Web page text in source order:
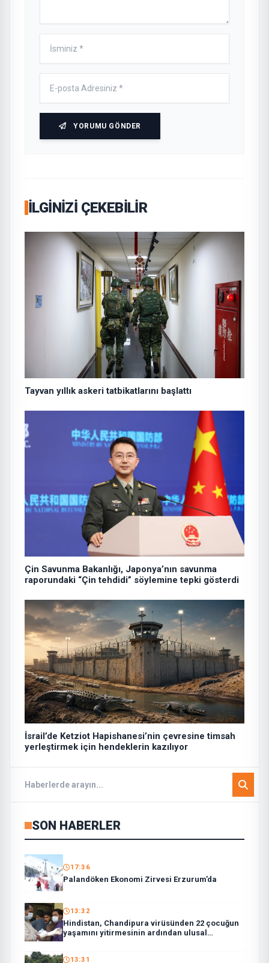
YORUMU GÖNDER
İLGINIZI ÇEKEBILIR
Tayvan yıllık askeri tatbikatlarını başlattı
Çin Savunma Bakanlığı, Japonya’nın savunma
raporundaki “Çin tehdidi” söylemine tepki gösterdi
İsrail’de Ketziot Hapishanesi’nin çevresine timsah
yerleştirmek için hendeklerin kazılıyor
SON HABERLER
17:36
Palandöken Ekonomi Zirvesi Erzurum’da
13:32
Hindistan, Chandipura virüsünden 22 çocuğun
yaşamını yitirmesinin ardından ulusal
13:31